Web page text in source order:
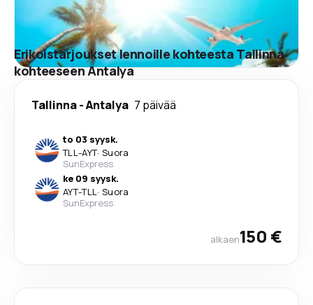
Erikoistarjoukset lennoille kohteesta Tallinna
kohteeseen Antalya
Tallinna-Antalya 7 päivää
to 03 syysk.
TLL-AYT· Suora
SunExpress
ke 09 syysk.
AYT-TLL· Suora
SunExpress
alkaen150 €